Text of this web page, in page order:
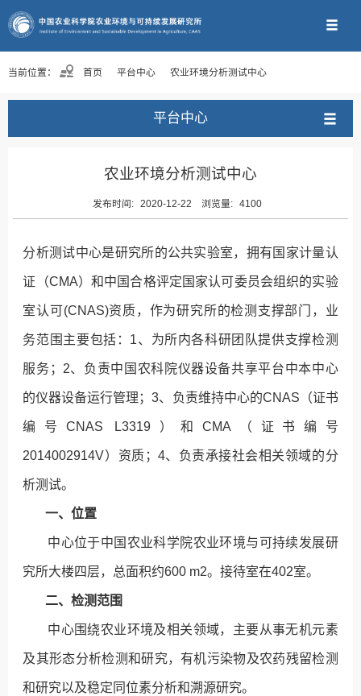
当前位置： 首页 平台中心 农业环境分析测试中心
平台中心
农业环境分析测试中心
发布时间: 2020-12-22 浏览量: 4100
分析测试中心是研究所的公共实验室，拥有国家计量认
证（CMA）和中国合格评定国家认可委员会组织的实验
室认可(CNAS)资质，作为研究所的检测支撑部门，业
务范围主要包括：1、为所内各科研团队提供支撑检测
服务；2、负责中国农科院仪器设备共享平台中本中心
的仪器设备运行管理；3、负责维持中心的CNAS（证书
编号CNAS L3319）和CMA（证书编号
2014002914V）资质；4、负责承接社会相关领域的分
析测试。
一、位置
中心位于中国农业科学院农业环境与可持续发展研
究所大楼四层，总面积约600 m2。接待室在402室。
二、检测范围
中心围绕农业环境及相关领域，主要从事无机元素
及其形态分析检测和研究，有机污染物及农药残留检测
和研究以及稳定同位素分析和溯源研究。